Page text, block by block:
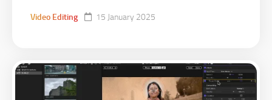
Video Editing 15 January 2025